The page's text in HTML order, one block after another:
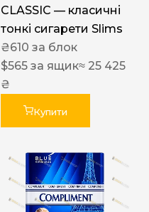
CLASSIC — класичні
тонкі сигарети Slims
₴610 за блок
$565 за ящик≈ 25 425
₴
Купити